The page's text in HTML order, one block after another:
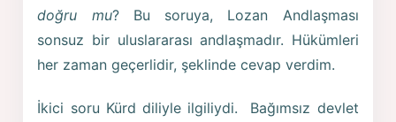
doğru mu? Bu soruya, Lozan Andlaşması
sonsuz bir uluslararası andlaşmadır. Hükümleri
her zaman geçerlidir, şeklinde cevap verdim.
İkici soru Kürd diliyle ilgiliydi. Bağımsız devlet